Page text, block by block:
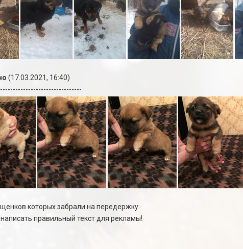
(17.03.2021, 16:40)
которых забрали на передержку.
правильный текст для рекламы!